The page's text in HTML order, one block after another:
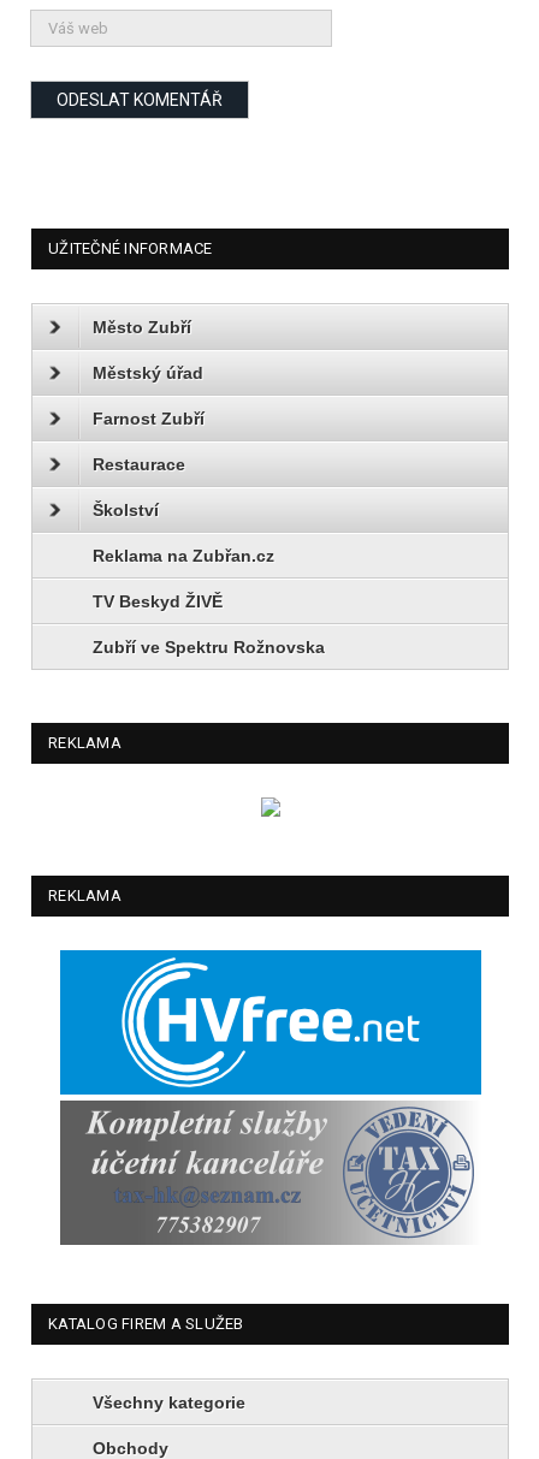
UŽITEČNÉ INFORMACE
Město Zubří
Městský úřad
Farnost Zubří
Restaurace
Školství
Reklama na Zubřan.cz
TV Beskyd ŽIVĚ
Zubří ve Spektru Rožnovska
REKLAMA
REKLAMA
KATALOG FIREM A SLUŽEB
Všechny kategorie
Obchody